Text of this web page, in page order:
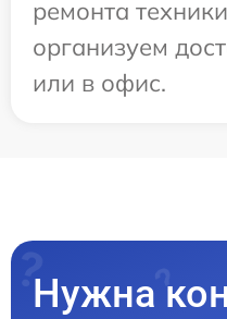
ремонта
организуем
или в офис.
Нужна